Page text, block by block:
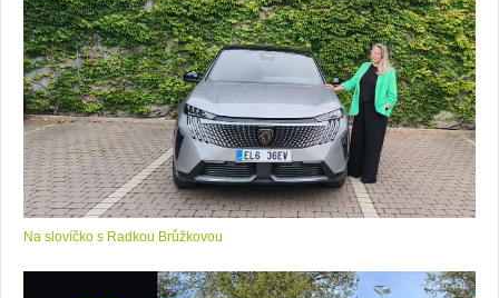
Na slovíčko s Radkou Brůžkovou